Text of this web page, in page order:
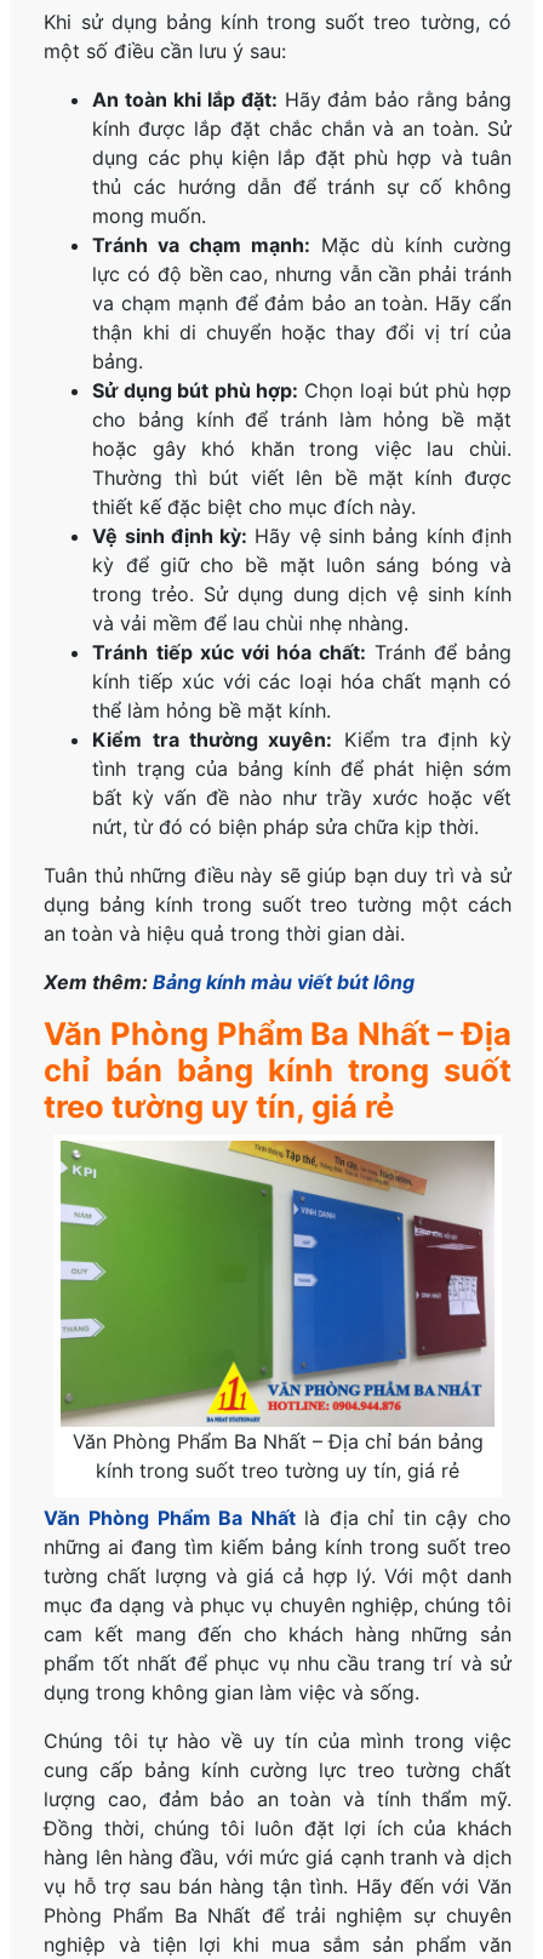
Khi sử dụng bảng kính trong suốt treo tường, có
một số điều cần lưu ý sau:
An toàn khi lắp đặt: Hãy đảm bảo rằng bảng
kính được lắp đặt chắc chắn và an toàn. Sử
dụng các phụ kiện lắp đặt phù hợp và tuân
thủ các hướng dẫn để tránh sự cố không
mong muốn.
Tránh va chạm mạnh: Mặc dù kính cường
lực có độ bền cao, nhưng vẫn cần phải tránh
va chạm mạnh để đảm bảo an toàn. Hãy cẩn
thận khi di chuyển hoặc thay đổi vị trí của
bảng.
Sử dụng bút phù hợp: Chọn loại bút phù hợp
cho bảng kính để tránh làm hỏng bề mặt
hoặc gây khó khăn trong việc lau chùi.
Thường thì bút viết lên bề mặt kính được
thiết kế đặc biệt cho mục đích này.
Vệ sinh định kỳ: Hãy vệ sinh bảng kính định
kỳ để giữ cho bề mặt luôn sáng bóng và
trong trẻo. Sử dụng dung dịch vệ sinh kính
và vải mềm để lau chùi nhẹ nhàng.
Tránh tiếp xúc với hóa chất: Tránh để bảng
kính tiếp xúc với các loại hóa chất mạnh có
thể làm hỏng bề mặt kính.
Kiểm tra thường xuyên: Kiểm tra định kỳ
tình trạng của bảng kính để phát hiện sớm
bất kỳ vấn đề nào như trầy xước hoặc vết
nứt, từ đó có biện pháp sửa chữa kịp thời.
Tuân thủ những điều này sẽ giúp bạn duy trì và sử
dụng bảng kính trong suốt treo tường một cách
an toàn và hiệu quả trong thời gian dài.
Xem thêm:Bảng kính màu viết bút lông
Văn Phòng Phẩm Ba Nhất – Địa
chỉ bán bảng kính trong suốt
treo tường uy tín, giá rẻ
Văn Phòng Phẩm Ba Nhất – Địa chỉ bán bảng
kính trong suốt treo tường uy tín, giá rẻ
Văn Phòng Phẩm Ba Nhấtlà địa chỉ tin cậy cho
những ai đang tìm kiếm bảng kính trong suốt treo
tường chất lượng và giá cả hợp lý. Với một danh
mục đa dạng và phục vụ chuyên nghiệp, chúng tôi
cam kết mang đến cho khách hàng những sản
phẩm tốt nhất để phục vụ nhu cầu trang trí và sử
dụng trong không gian làm việc và sống.
Chúng tôi tự hào về uy tín của mình trong việc
cung cấp bảng kính cường lực treo tường chất
lượng cao, đảm bảo an toàn và tính thẩm mỹ.
Đồng thời, chúng tôi luôn đặt lợi ích của khách
hàng lên hàng đầu, với mức giá cạnh tranh và dịch
vụ hỗ trợ sau bán hàng tận tình. Hãy đến với Văn
Phòng Phẩm Ba Nhất để trải nghiệm sự chuyên
nghiệp và tiện lợi khi mua sắm sản phẩm văn